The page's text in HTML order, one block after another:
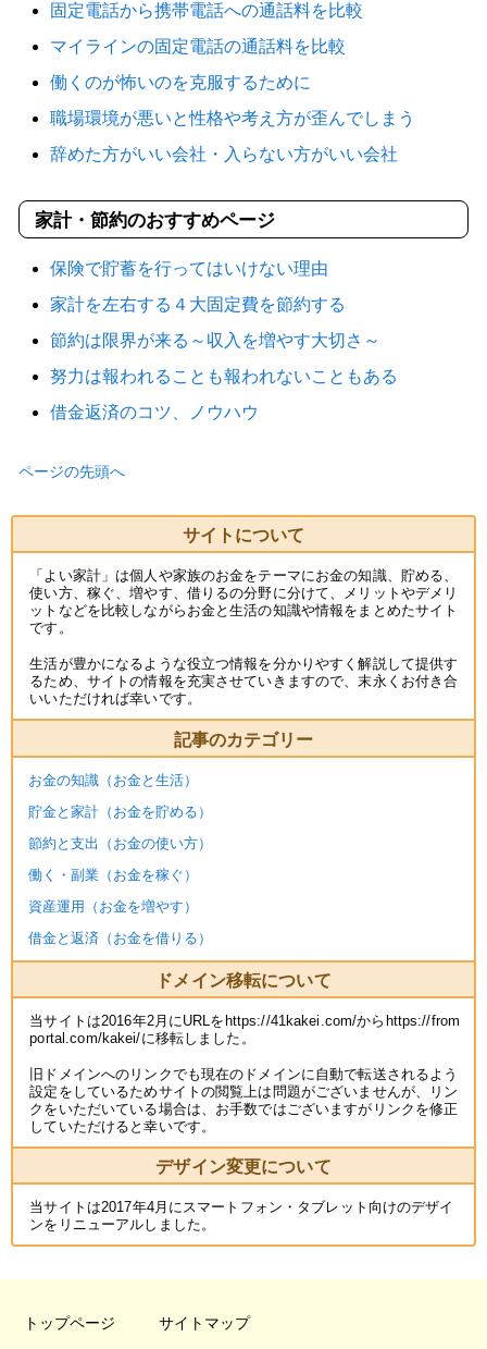
固定電話から携帯電話への通話料を比較
マイラインの固定電話の通話料を比較
働くのが怖いのを克服するために
職場環境が悪いと性格や考え方が歪んでしまう
辞めた方がいい会社・入らない方がいい会社
家計・節約のおすすめページ
保険で貯蓄を行ってはいけない理由
家計を左右する４大固定費を節約する
節約は限界が来る～収入を増やす大切さ～
努力は報われることも報われないこともある
借金返済のコツ、ノウハウ
ページの先頭へ
サイトについて
「よい家計」は個人や家族のお金をテーマにお金の知識、貯める、
使い方、稼ぐ、増やす、借りるの分野に分けて、メリットやデメリ
ットなどを比較しながらお金と生活の知識や情報をまとめたサイト
です。
生活が豊かになるような役立つ情報を分かりやすく解説して提供す
るため、サイトの情報を充実させていきますので、末永くお付き合
いいただければ幸いです。
記事のカテゴリー
お金の知識（お金と生活）
貯金と家計（お金を貯める）
節約と支出（お金の使い方）
働く・副業（お金を稼ぐ）
資産運用（お金を増やす）
借金と返済（お金を借りる）
ドメイン移転について
当サイトは2016年2月にURLをhttps://41kakei.com/からhttps://from
portal.com/kakei/に移転しました。
旧ドメインへのリンクでも現在のドメインに自動で転送されるよう
設定をしているためサイトの閲覧上は問題がございませんが、リン
クをいただいている場合は、お手数ではございますがリンクを修正
していただけると幸いです。
デザイン変更について
当サイトは2017年4月にスマートフォン・タブレット向けのデザイ
ンをリニューアルしました。
トップページ サイトマップ